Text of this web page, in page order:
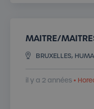
MAITRE/
BRUXELLES,
il y a 2 années•